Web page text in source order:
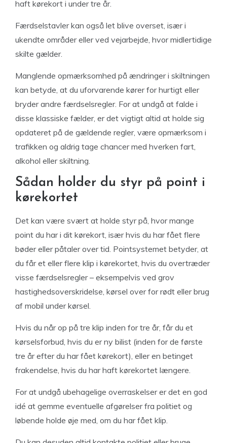
haft kørekort i under tre år.
Færdselstavler kan også let blive overset, især i
ukendte områder eller ved vejarbejde, hvor midlertidige
skilte gælder.
Manglende opmærksomhed på ændringer i skiltningen
kan betyde, at du uforvarende kører for hurtigt eller
bryder andre færdselsregler. For at undgå at falde i
disse klassiske fælder, er det vigtigt altid at holde sig
opdateret på de gældende regler, være opmærksom i
trafikken og aldrig tage chancer med hverken fart,
alkohol eller skiltning.
Sådan holder du styr på point i
kørekortet
Det kan være svært at holde styr på, hvor mange
point du har i dit kørekort, især hvis du har fået flere
bøder eller påtaler over tid. Pointsystemet betyder, at
du får et eller flere klip i kørekortet, hvis du overtræder
visse færdselsregler – eksempelvis ved grov
hastighedsoverskridelse, kørsel over for rødt eller brug
af mobil under kørsel.
Hvis du når op på tre klip inden for tre år, får du et
kørselsforbud, hvis du er ny bilist (inden for de første
tre år efter du har fået kørekort), eller en betinget
frakendelse, hvis du har haft kørekortet længere.
For at undgå ubehagelige overraskelser er det en god
idé at gemme eventuelle afgørelser fra politiet og
løbende holde øje med, om du har fået klip.